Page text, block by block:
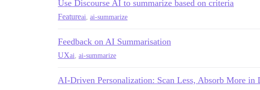
Use Discourse AI to summarize based on criteria
Featureai ai-summarize
Feedback on AI Summarisation
UXai ai-summarize
AI-Driven Personalization: Scan Less, Absorb More in